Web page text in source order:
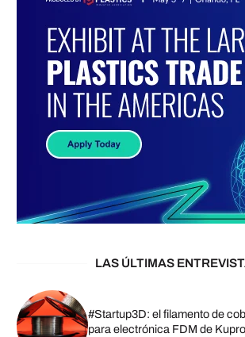
LAS ÚLTIMAS
#Startup3D: el filamento de
para electrónica FDM de